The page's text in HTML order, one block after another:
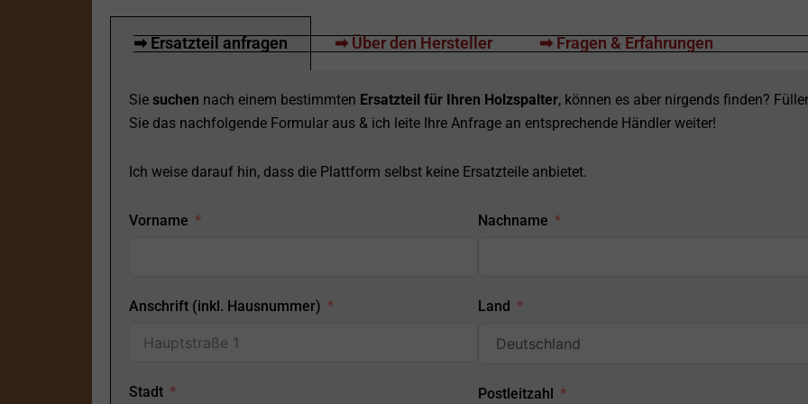
➡ Ersatzteil anfragen ➡ Über den Hersteller ➡ Fragen & Erfahrungen
Sie suchen nach einem bestimmten Ersatzteil für Ihren Holzspalter, können es aber nirgends finden?
Sie das nachfolgende Formular aus & ich leite Ihre Anfrage an entsprechende Händler weiter!
Ich weise darauf hin, dass die Plattform selbst keine Ersatzteile anbietet.
Vorname Nachname
Anschrift (inkl. Hausnummer)
Stadt
Land
Postleitzahl